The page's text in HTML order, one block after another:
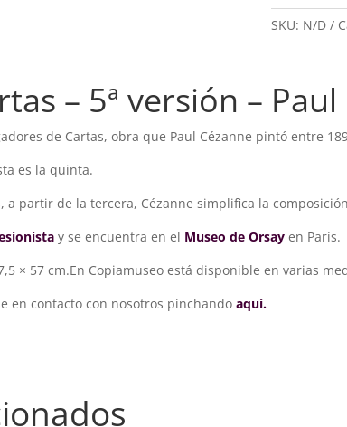
-
5ª
SKU: N/D
– 5ª versión –
de Cartas, obra que Paul Cézanne pintó entre
es la quinta.
a partir de la tercera, Cézanne simplifica la
y se encuentra en el Museo de Orsay en París.
× 57 cm.En Copiamuseo está disponible en varias
en contacto con nosotros pinchandoaquí.